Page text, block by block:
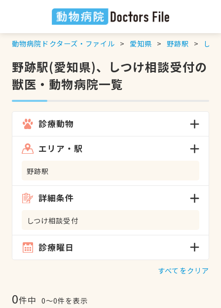
動物病院ドクターズ・ファイル 愛知県 野跡駅 し
野跡駅(愛知県)、しつけ相談受付の
獣医・動物病院一覧
診療動物
エリア・駅
野跡駅
詳細条件
しつけ相談受付
診療曜日
すべてをクリア
0件中 0〜0件を表示